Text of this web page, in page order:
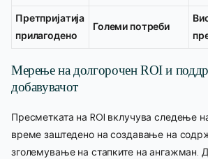
Претпријатија
прилагодено
Големи потреби
Мерење на долгорочен ROI и
добавувачот
Пресметката на ROI вклучува следење
време заштедено на создавање на
зголемување на стапките на ангажман.